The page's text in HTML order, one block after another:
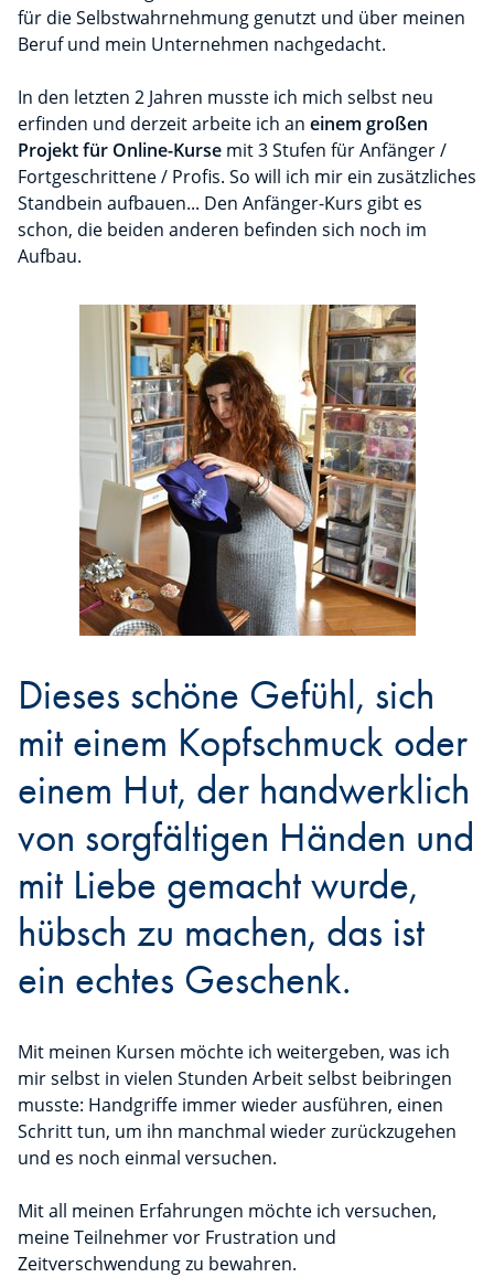
für die Selbstwahrnehmung genutzt und über meinen
Beruf und mein Unternehmen nachgedacht.
In den letzten 2 Jahren musste ich mich selbst neu
erfinden und derzeit arbeite ich an einem großen
Projekt für Online-Kurse mit 3 Stufen für Anfänger /
Fortgeschrittene / Profis. So will ich mir ein zusätzliches
Standbein aufbauen... Den Anfänger-Kurs gibt es
schon, die beiden anderen befinden sich noch im
Aufbau.
Dieses schöne Gefühl, sich
mit einem Kopfschmuck oder
einem Hut, der handwerklich
von sorgfältigen Händen und
mit Liebe gemacht wurde,
hübsch zu machen, das ist
ein echtes Geschenk.
Mit meinen Kursen möchte ich weitergeben, was ich
mir selbst in vielen Stunden Arbeit selbst beibringen
musste: Handgriffe immer wieder ausführen, einen
Schritt tun, um ihn manchmal wieder zurückzugehen
und es noch einmal versuchen.
Mit all meinen Erfahrungen möchte ich versuchen,
meine Teilnehmer vor Frustration und
Zeitverschwendung zu bewahren.